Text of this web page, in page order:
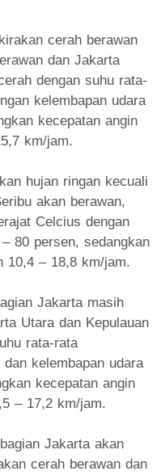
cerah berawan
dan Jakarta
dengan suhu rata-
kelembapan udara
kecepatan angin
km/jam.
hujan ringan kecuali
akan berawan,
Celcius dengan
80 persen, sedangkan
10,4 – 18,8 km/jam.
Jakarta masih
Utara dan Kepulauan
rata-rata
kelembapan udara
kecepatan angin
– 17,2 km/jam.
Jakarta akan
cerah berawan dan